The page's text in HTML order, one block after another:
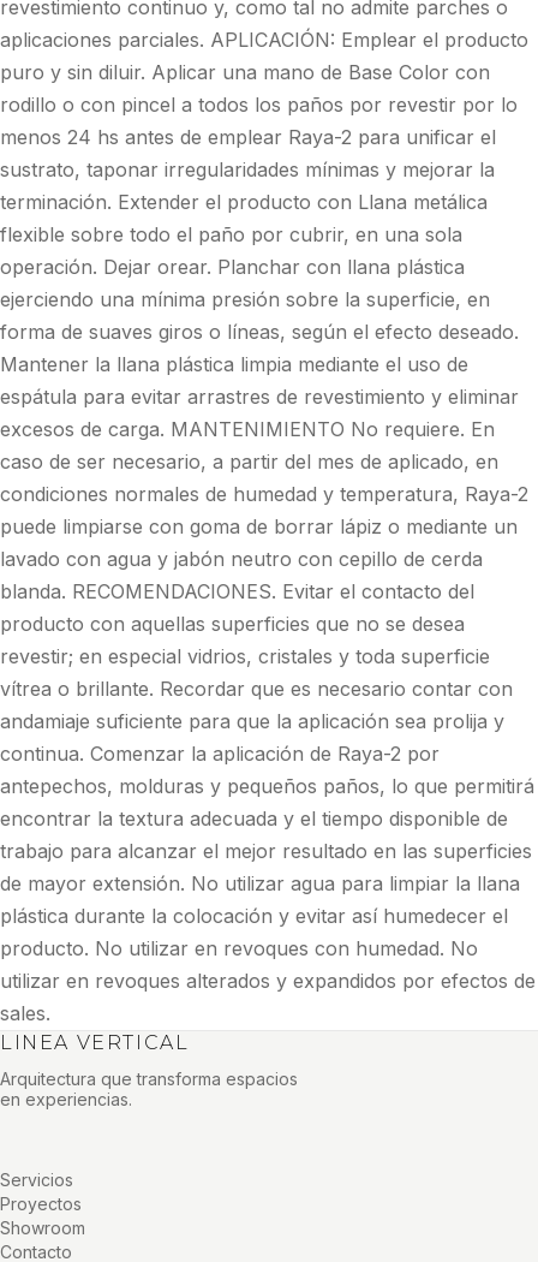
revestimiento continuo y, como tal no admite parches o
aplicaciones parciales. APLICACIÓN: Emplear el producto
puro y sin diluir. Aplicar una mano de Base Color con
rodillo o con pincel a todos los paños por revestir por lo
menos 24 hs antes de emplear Raya-2 para unificar el
sustrato, taponar irregularidades mínimas y mejorar la
terminación. Extender el producto con Llana metálica
flexible sobre todo el paño por cubrir, en una sola
operación. Dejar orear. Planchar con llana plástica
ejerciendo una mínima presión sobre la superficie, en
forma de suaves giros o líneas, según el efecto deseado.
Mantener la llana plástica limpia mediante el uso de
espátula para evitar arrastres de revestimiento y eliminar
excesos de carga. MANTENIMIENTO No requiere. En
caso de ser necesario, a partir del mes de aplicado, en
condiciones normales de humedad y temperatura, Raya-2
puede limpiarse con goma de borrar lápiz o mediante un
lavado con agua y jabón neutro con cepillo de cerda
blanda. RECOMENDACIONES. Evitar el contacto del
producto con aquellas superficies que no se desea
revestir; en especial vidrios, cristales y toda superficie
vítrea o brillante. Recordar que es necesario contar con
andamiaje suficiente para que la aplicación sea prolija y
continua. Comenzar la aplicación de Raya-2 por
antepechos, molduras y pequeños paños, lo que permitirá
encontrar la textura adecuada y el tiempo disponible de
trabajo para alcanzar el mejor resultado en las superficies
de mayor extensión. No utilizar agua para limpiar la llana
plástica durante la colocación y evitar así humedecer el
producto. No utilizar en revoques con humedad. No
utilizar en revoques alterados y expandidos por efectos de
sales.
LINEA VERTICAL
Arquitectura que transforma espacios
en experiencias.
Servicios
Proyectos
Showroom
Contacto